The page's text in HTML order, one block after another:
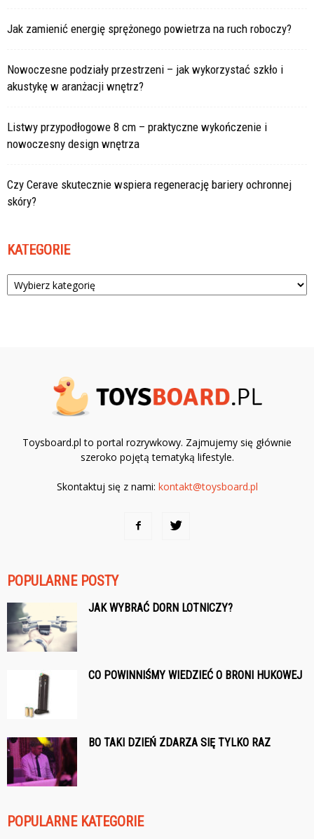
Jak zamienić energię sprężonego powietrza na ruch roboczy?
Nowoczesne podziały przestrzeni – jak wykorzystać szkło i
akustykę w aranżacji wnętrz?
Listwy przypodłogowe 8 cm – praktyczne wykończenie i
nowoczesny design wnętrza
Czy Cerave skutecznie wspiera regenerację bariery ochronnej
skóry?
KATEGORIE
Kategorie
Toysboard.pl to portal rozrywkowy. Zajmujemy się głównie
szeroko pojętą tematyką lifestyle.
Skontaktuj się z nami: kontakt@toysboard.pl
POPULARNE POSTY
JAK WYBRAĆ DORN LOTNICZY?
CO POWINNIŚMY WIEDZIEĆ O BRONI HUKOWEJ
BO TAKI DZIEŃ ZDARZA SIĘ TYLKO RAZ
POPULARNE KATEGORIE